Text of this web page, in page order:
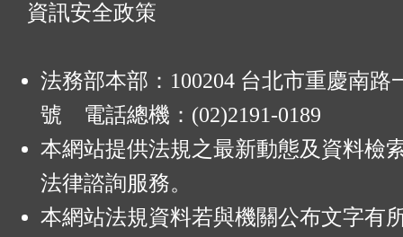
資訊安全政策
法務部本部：100204 台北市重慶南路
號 電話總機：(02)2191-0189
本網站提供法規之最新動態及資料檢
法律諮詢服務。
本網站法規資料若與機關公布文字有